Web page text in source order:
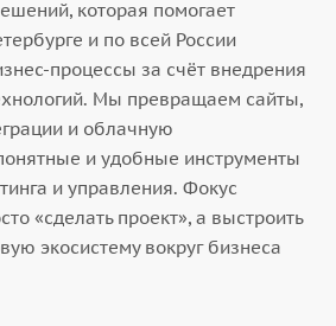
которая помогает
и по всей России
процессы за счёт внедрения
Мы превращаем сайты,
и облачную
и удобные инструменты
и управления. Фокус
«сделать проект», а выстроить
экосистему вокруг бизнеса